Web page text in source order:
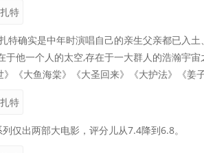
特确实是中年时演唱自己的亲生父亲都已入
他一个人的太空,存在于一大群人的浩瀚宇宙
《大鱼海棠》《大圣回来》《大护法》《姜
仅出两部大电影，评分儿从7.4降到6.8。